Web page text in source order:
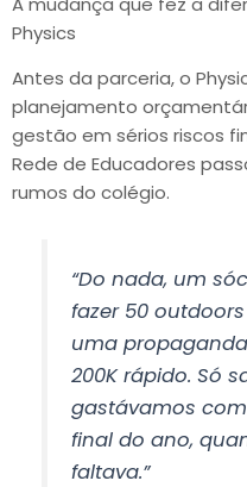
Physics
Antes da parceria, o
planejamento
gestão em sérios riscos
Rede de Educadores
rumos do colégio.
“Do nada, um
fazer 50
uma propaganda
200K rápido. Só
gastávamos
final do ano,
faltava.”